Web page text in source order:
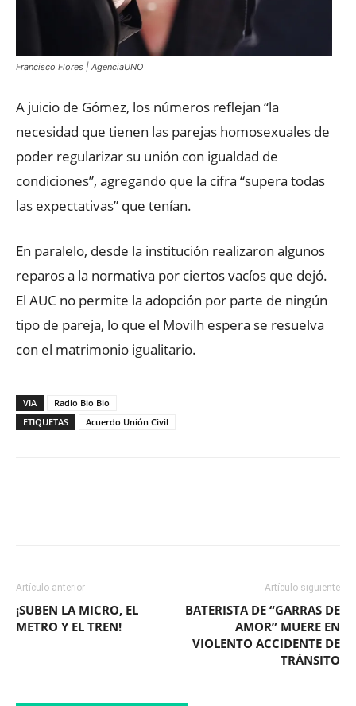
Francisco Flores | AgenciaUNO
A juicio de Gómez, los números reflejan “la
necesidad que tienen las parejas homosexuales de
poder regularizar su unión con igualdad de
condiciones”, agregando que la cifra “supera todas
las expectativas” que tenían.
En paralelo, desde la institución realizaron algunos
reparos a la normativa por ciertos vacíos que dejó.
El AUC no permite la adopción por parte de ningún
tipo de pareja, lo que el Movilh espera se resuelva
con el matrimonio igualitario.
VIA
Radio Bio Bio
ETIQUETAS
Acuerdo Unión Civil
Artículo anterior
¡SUBEN LA MICRO, EL
METRO Y EL TREN!
Artículo siguiente
BATERISTA DE “GARRAS DE
AMOR” MUERE EN
VIOLENTO ACCIDENTE DE
TRÁNSITO